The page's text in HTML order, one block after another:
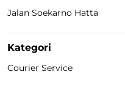
Jalan Soekarno Hatta
Kategori
Courier Service